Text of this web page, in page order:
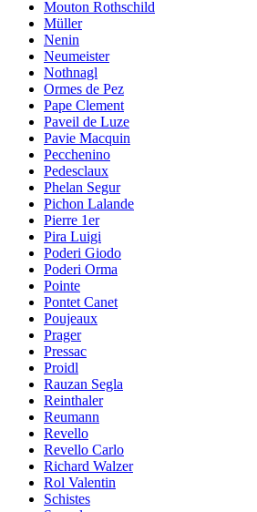
Mouton Rothschild
Müller
Nenin
Neumeister
Nothnagl
Ormes de Pez
Pape Clement
Paveil de Luze
Pavie Macquin
Pecchenino
Pedesclaux
Phelan Segur
Pichon Lalande
Pierre 1er
Pira Luigi
Poderi Giodo
Poderi Orma
Pointe
Pontet Canet
Poujeaux
Prager
Pressac
Proidl
Rauzan Segla
Reinthaler
Reumann
Revello
Revello Carlo
Richard Walzer
Rol Valentin
Schistes